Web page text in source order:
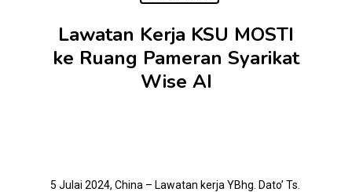
Lawatan Kerja KSU MOSTI
ke Ruang Pameran Syarikat
Wise AI
5 Julai 2024, China – Lawatan kerja YBhg. Dato’ Ts.